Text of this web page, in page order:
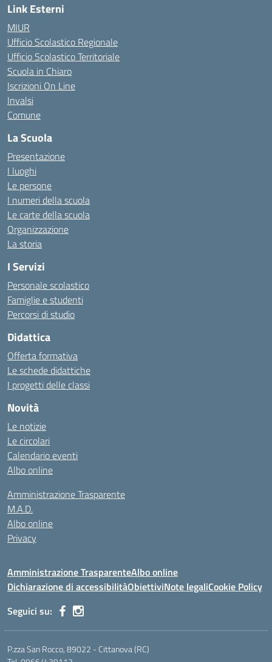
Link Esterni
MIUR
Ufficio Scolastico Regionale
Ufficio Scolastico Territoriale
Scuola in Chiaro
Iscrizioni On Line
Invalsi
Comune
La Scuola
Presentazione
I luoghi
Le persone
I numeri della scuola
Le carte della scuola
Organizzazione
La storia
I Servizi
Personale scolastico
Famiglie e studenti
Percorsi di studio
Didattica
Offerta formativa
Le schede didattiche
I progetti delle classi
Novità
Le notizie
Le circolari
Calendario eventi
Albo online
Amministrazione Trasparente
M.A.D.
Albo online
Privacy
Amministrazione TrasparenteAlbo online
Dichiarazione di accessibilitàObiettiviNote legaliCookie Policy
Seguici su:
P.zza San Rocco, 89022 - Cittanova (RC)